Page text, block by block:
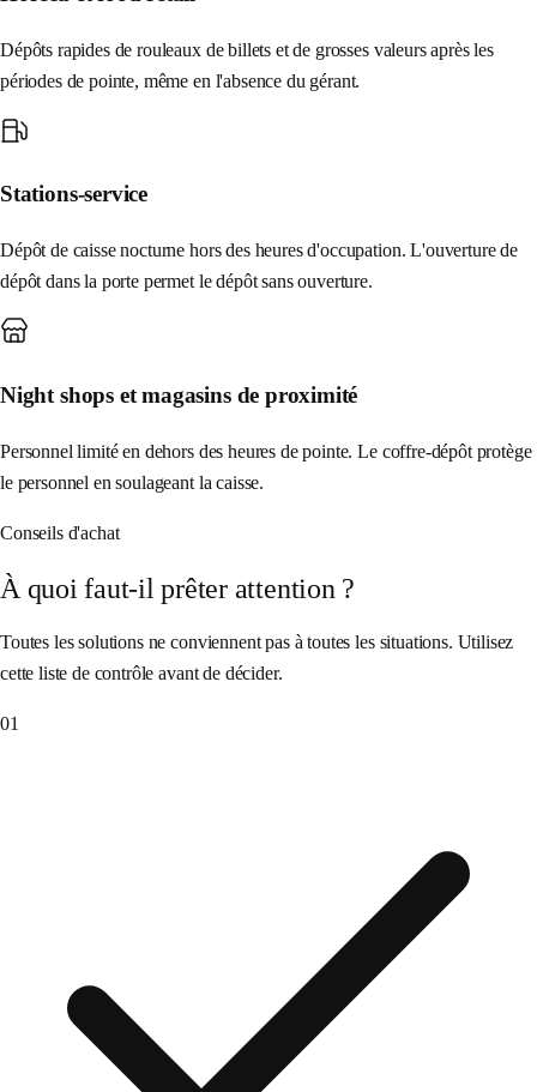
Dépôts rapides de rouleaux de billets et de grosses valeurs après les
périodes de pointe, même en l'absence du gérant.
Stations-service
Dépôt de caisse nocturne hors des heures d'occupation. L'ouverture de
dépôt dans la porte permet le dépôt sans ouverture.
Night shops et magasins de proximité
Personnel limité en dehors des heures de pointe. Le coffre-dépôt protège
le personnel en soulageant la caisse.
Conseils d'achat
À quoi faut-il prêter attention ?
Toutes les solutions ne conviennent pas à toutes les situations. Utilisez
cette liste de contrôle avant de décider.
01